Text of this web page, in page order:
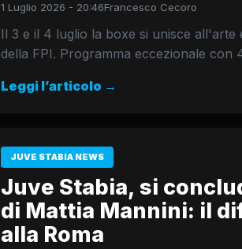
1 Luglio 2026 - 20:46Francesco Cecoro
Il 3 e il 4 luglio la boxe si unisce all'arte
della FPI. Programma eccezionale con
Leggi l’articolo →
JUVE STABIA NEWS
Juve Stabia, si
di Mattia Mannini: il
alla Roma